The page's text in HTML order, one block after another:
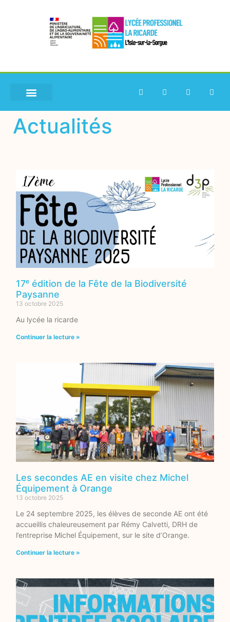
Actualités
17ᵉ édition de la Fête de la Biodiversité
Paysanne
13 octobre 2025
Au lycée la ricarde
Continuer la lecture »
Les secondes AE en visite chez Michel
Équipement à Orange
13 octobre 2025
Le 24 septembre 2025, les élèves de seconde AE ont été
accueillis chaleureusement par Rémy Calvetti, DRH de
l’entreprise Michel Équipement, sur le site d’Orange.
Continuer la lecture »